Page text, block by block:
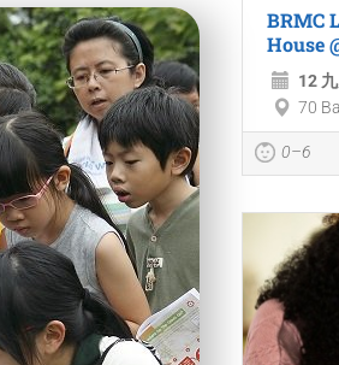
BRMC
House
12
70
0–6